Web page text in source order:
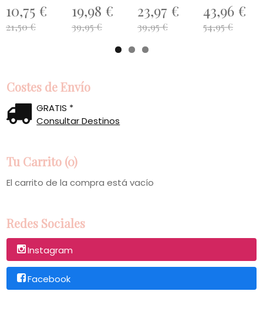
Costes de Envío
GRATIS *
Consultar Destinos
Tu Carrito (0)
El carrito de la compra está vacío
Redes Sociales
Instagram
Facebook
10,75 €
21,50 €
19,98 €
39,95 €
23,97 €
39,95 €
43,96 €
54,95 €